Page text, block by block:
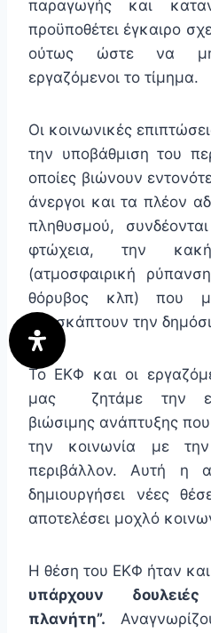
παραγωγής και
προϋποθέτει έγκαιρο
ούτως ώστε να
εργαζόμενοι το τίμημα.
Οι κοινωνικές
την υποβάθμιση του
οποίες βιώνουν
άνεργοι και τα πλέον
πληθυσμού,
φτώχεια, την
(ατμοσφαιρική
θόρυβος κλπ) που
υποσκάπτουν την
Το ΕΚΦ και οι
μας ζητάμε την
βιώσιμης ανάπτυξης
την κοινωνία με
περιβάλλον. Αυτή η
δημιουργήσει νέες
αποτελέσει μοχλό
Η θέση του ΕΚΦ ήταν και
υπάρχουν
πλανήτη”.